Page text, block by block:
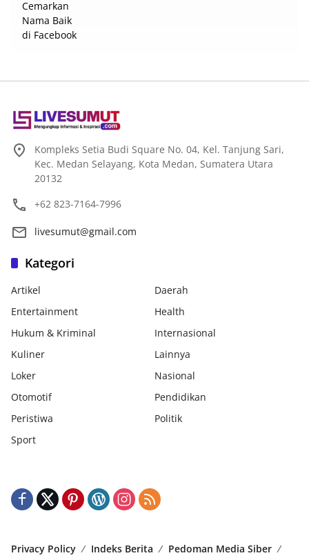
Kompleks Setia Budi Square No. 04, Kel. Tanjung Sari,
Kec. Medan Selayang, Kota Medan, Sumatera Utara
20132
+62 823-7164-7996
livesumut@gmail.com
Kategori
Artikel
Daerah
Entertainment
Health
Hukum & Kriminal
Internasional
Kuliner
Lainnya
Loker
Nasional
Otomotif
Pendidikan
Peristiwa
Politik
Sport
Privacy Policy Indeks Berita Pedoman Media Siber